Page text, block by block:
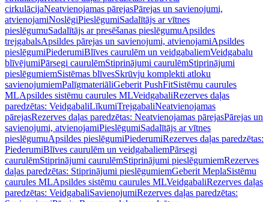
cirkulācijaNeatvienojamas pārejasPārejas un savienojumi,
atvienojamiNoslēgiPieslēgumiSadalītājs ar vītnes
pieslēgumuSadalītājs ar presēšanas pieslēgumuApsildes
trejgabalsApsildes pārejas un savienojumi, atvienojamiApsildes
pieslēgumiPiederumiBlīves caurulēm un veidgabaliemVeidgabalu
blīvējumiPārsegi caurulēmStiprinājumi caurulēmStiprinājumi
pieslēgumiemSistēmas blīvesSkrūvju komplekti atloku
savienojumiemPalīgmateriāliGeberit PushFitSistēmu caurules
MLApsildes sistēmu caurules MLVeidgabaliRezerves daļas
paredzētas: VeidgabaliLīkumiTrejgabaliNeatvienojamas
pārejasRezerves daļas paredzētas: Neatvienojamas pārejasPārejas un
savienojumi, atvienojamiPieslēgumiSadalītājs ar vītnes
pieslēgumuApsildes pieslēgumiPiederumiRezerves daļas paredzētas:
PiederumiBlīves caurulēm un veidgabaliemPārsegi
caurulēmStiprinājumi caurulēmStiprinājumi pieslēgumiemRezerves
daļas paredzētas: Stiprinājumi pieslēgumiemGeberit MeplaSistēmu
caurules MLApsildes sistēmu caurules MLVeidgabaliRezerves daļas
paredzētas: VeidgabaliSavienojumiRezerves daļas paredzētas: